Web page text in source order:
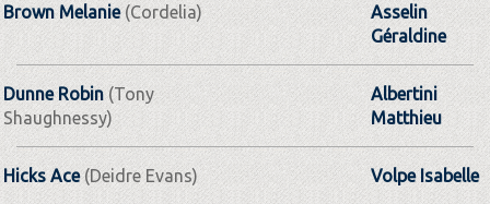
Brown Melanie(Cordelia)
Asselin
Géraldine
Dunne Robin (Tony
Shaughnessy)
Albertini
Matthieu
Hicks Ace(Deidre Evans) Volpe Isabelle